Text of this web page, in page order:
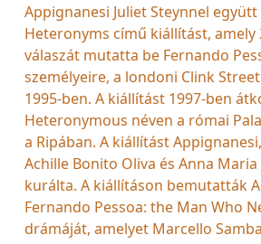
Appignanesi Juliet Steynnel
Heteronyms című kiállítást, amely
válaszát mutatta be Fernando
személyeire, a londoni Clink
1995-ben. A kiállítást 1997-ben
Heteronymous néven a római
a Ripában. A kiállítást
Achille Bonito Oliva és Anna
kurálta. A kiállításon bemutatták
Fernando Pessoa: the Man Who
drámáját, amelyet Marcello